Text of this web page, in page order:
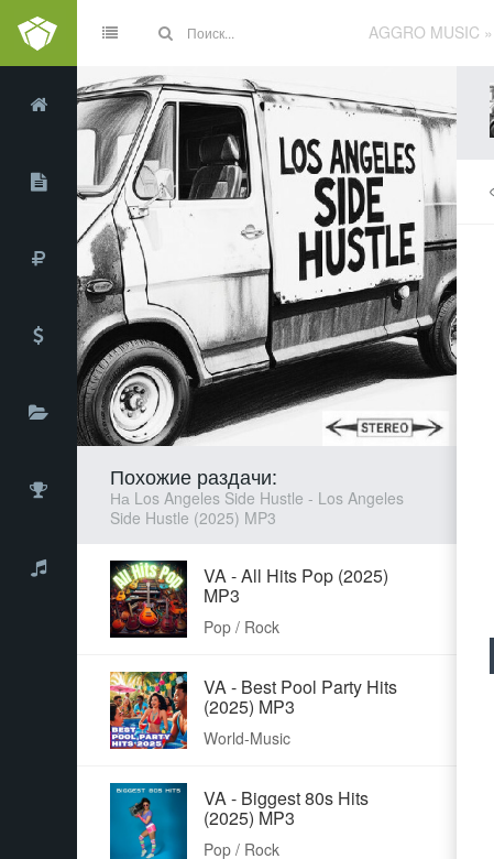
AGGRO MUSIC »
Похожие раздачи:
На Los Angeles Side Hustle - Los Angeles
Side Hustle (2025) MP3
VA - All Hits Pop (2025)
MP3
Pop / Rock
VA - Best Pool Party Hits
(2025) MP3
World-Music
VA - Biggest 80s Hits
(2025) MP3
Pop / Rock